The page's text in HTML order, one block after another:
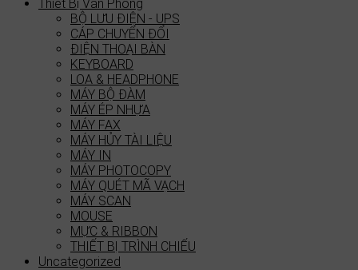
Thiết Bị Văn Phòng
BỘ LƯU ĐIỆN - UPS
CÁP CHUYỂN ĐỔI
ĐIỆN THOẠI BÀN
KEYBOARD
LOA & HEADPHONE
MÁY BỘ ĐÀM
MÁY ÉP NHỰA
MÁY FAX
MÁY HỦY TÀI LIỆU
MÁY IN
MÁY PHOTOCOPY
MÁY QUÉT MÃ VẠCH
MÁY SCAN
MOUSE
MỰC & RIBBON
THIẾT BỊ TRÌNH CHIẾU
Uncategorized